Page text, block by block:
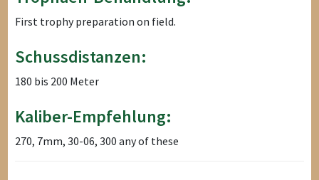
First trophy preparation on field.
Schussdistanzen:
180 bis 200 Meter
Kaliber-Empfehlung:
270, 7mm, 30-06, 300 any of these